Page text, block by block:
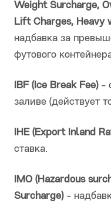
Weight Surcharge,
Lift Charges, Heavy
надбавка за
футового
IBF (Ice Break Fee)-
заливе (действует
IHE (Export Inland
ставка.
IMO (Hazardous
Surcharge)-